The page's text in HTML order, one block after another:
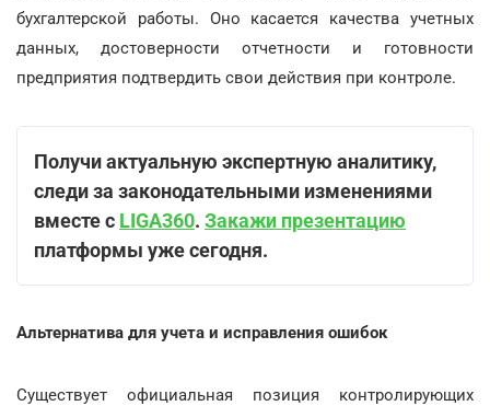
бухгалтерской работы. Оно касается качества учетных
данных, достоверности отчетности и готовности
предприятия подтвердить свои действия при контроле.
Получи актуальную экспертную аналитику,
следи за законодательными изменениями
вместе с LIGA360. Закажи презентацию
платформы уже сегодня.
Альтернатива для учета и исправления ошибок
Существует официальная позиция контролирующих